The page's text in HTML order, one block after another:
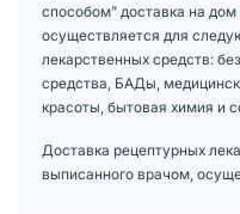
способом" доставка на дом
осуществляется для
лекарственных средств:
средства, БАДы,
красоты, бытовая химия и
Доставка рецептурных
выписанного врачом,